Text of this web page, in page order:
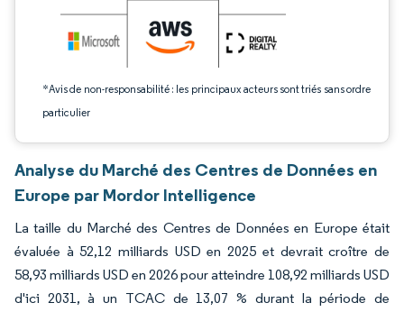
*Avis de non-responsabilité : les principaux acteurs sont triés sans ordre
particulier
Analyse du Marché des Centres de Données en
Europe par Mordor Intelligence
La taille du Marché des Centres de Données en Europe était
évaluée à 52,12 milliards USD en 2025 et devrait croître de
58,93 milliards USD en 2026 pour atteindre 108,92 milliards USD
d'ici 2031, à un TCAC de 13,07 % durant la période de